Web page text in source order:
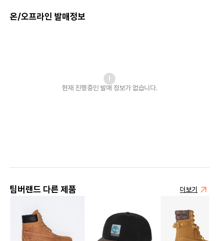
온/오프라인 발매정보
현재 진행중인 발매 정보가 없습니다.
팀버랜드 다른 제품 더보기